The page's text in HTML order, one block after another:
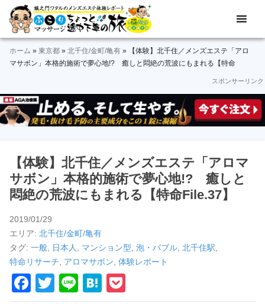
Skip
primary
navigation
Skip
main
content
Skip
primary
sidebar
Skip
secondary
sidebar
Skip
footer
ぶ
ら
り
ッ
サ
ー
ジ
途
下
車
の
メ
ン
エ
ス
レ
ポ
＆
動
画
ホーム » 東京都 » 北千住/金町/亀有 »
【体験】北千住／メンズエステ「アロ
マサボン」本格的施術で夢心地!? 癒しと悶絶の荒波にもまれる【特命
スポンサーリンク
【体験】北千住／メンズエステ「アロマ
サボン」本格的施術で夢心地!? 癒しと
悶絶の荒波にもまれる【特命File.37】
2019/01/29
エリア: 北千住/金町/亀有
タグ: 一般, 日本人, マンション型, 泡・バブル, 北千住駅,
特命リサーチ, アロマサボン, 体験レポート
F
T
Li
H